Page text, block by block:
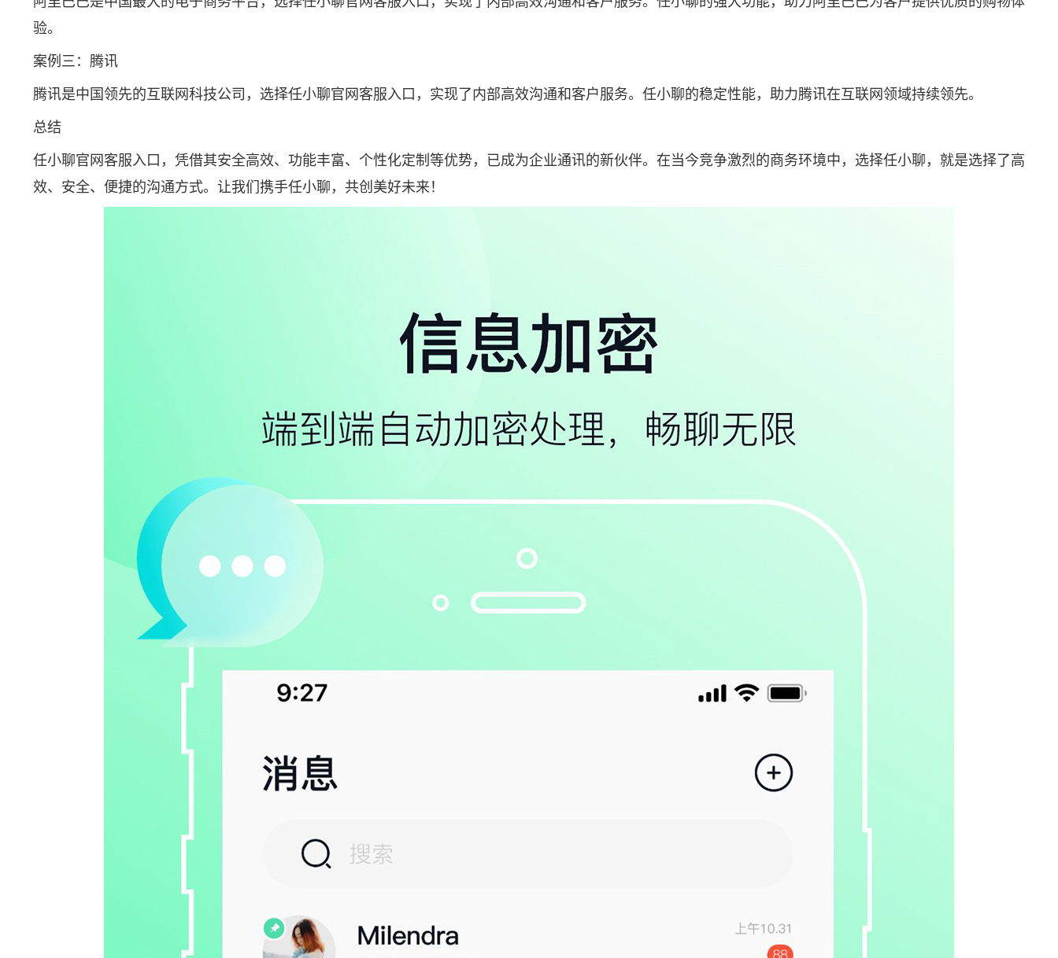
验。
案例三：腾讯
腾讯是中国领先的互联网科技公司，选择任小聊官网客服入口，实现了内部高效沟通和客户服务。任小聊的稳定性能，助力腾讯在互联网领域持续领先。
总结
任小聊官网客服入口，凭借其安全高效、功能丰富、个性化定制等优势，已成为企业通讯的新伙伴。在当今竞争激烈的商务环境中，选择任小聊，就是选择了高
效、安全、便捷的沟通方式。让我们携手任小聊，共创美好未来！